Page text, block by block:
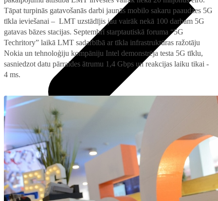
Pieslēgumi
Internets mājai ar 4G/5G rūteri
Mobilais internets iekārtās
IoT pieslēgums
Ģimenes komplekta kalkulators
Saistītie pakalpojumi
Visi televizori
Samsung
LG
Xiaomi
TCL
Piederumi
Tāpat turpinās gatavošanās darbi jaunās mobilo sakaru paaudzes 5G
tīkla ieviešanai – LMT uzstādījis jau vairāk nekā 100 darbam 5G
gatavas bāzes stacijas. Septembrī starptautiskā foruma “5G
Techritory” laikā LMT sadarbībā ar tīkla infrastruktūras ražotāju
Nokia un tehnoloģiju kompāniju Intel demonstrēja testa 5G tīklu,
sasniedzot datu pārraides ātrumu 1,4 Gbps un reakcijas laiku tikai -
4 ms.